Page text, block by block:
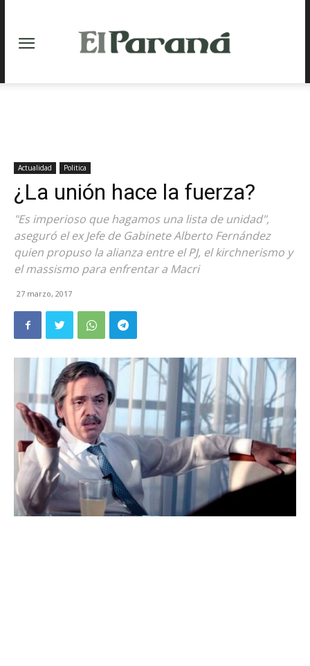
Actualidad Politica
¿La unión hace la fuerza?
"Es imperioso que hagamos una lista de unidad",
aseguró el ex Jefe de Gabinete Alberto Fernández
quien propuso la alianza entre el PJ, el kirchnerismo y
el massismo para enfrentar a Macri
27 marzo, 2017